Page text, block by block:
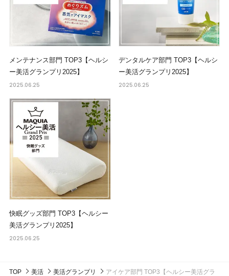
メンテナンス部門 TOP3【ヘルシ
ー美活グランプリ2025】
2025.06.25
デンタルケア部門 TOP3【ヘルシ
ー美活グランプリ2025】
2025.06.25
快眠グッズ部門 TOP3【ヘルシー
美活グランプリ2025】
2025.06.25
TOP 美活 美活グランプリ
アイケア部門 TOP3【ヘルシー美活グラ